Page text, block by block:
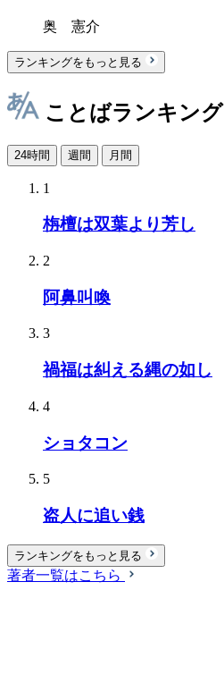
奥 憲介
ランキングをもっと見る
ことばランキング
24時間 週間 月間
1
栴檀は双葉より芳し
2
阿鼻叫喚
3
禍福は糾える縄の如し
4
ショタコン
5
盗人に追い銭
ランキングをもっと見る
著者一覧はこちら